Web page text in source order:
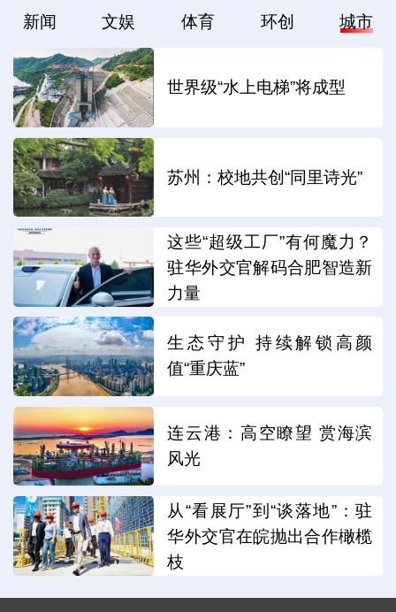
新闻 文娱 体育 环创 城市
世界级“水上电梯”将成型
苏州：校地共创“同里诗光”
这些“超级工厂”有何魔力？
驻华外交官解码合肥智造新
力量
生态守护 持续解锁高颜
值“重庆蓝”
连云港：高空瞭望 赏海滨
风光
从“看展厅”到“谈落地”：驻
华外交官在皖抛出合作橄榄
枝